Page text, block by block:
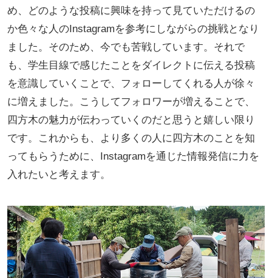
め、どのような投稿に興味を持って見ていただけるの
か色々な人のInstagramを参考にしながらの挑戦となり
ました。そのため、今でも苦戦しています。それで
も、学生目線で感じたことをダイレクトに伝える投稿
を意識していくことで、フォローしてくれる人が徐々
に増えました。こうしてフォロワーが増えることで、
四方木の魅力が伝わっていくのだと思うと嬉しい限り
です。これからも、より多くの人に四方木のことを知
ってもらうために、Instagramを通じた情報発信に力を
入れたいと考えます。